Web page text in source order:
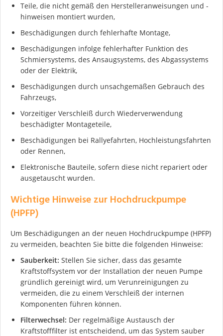
Teile, die nicht gemäß den Herstelleranweisungen und -
hinweisen montiert wurden,
Beschädigungen durch fehlerhafte Montage,
Beschädigungen infolge fehlerhafter Funktion des
Schmiersystems, des Ansaugsystems, des Abgassystems
oder der Elektrik,
Beschädigungen durch unsachgemäßen Gebrauch des
Fahrzeugs,
Vorzeitiger Verschleiß durch Wiederverwendung
beschädigter Montageteile,
Beschädigungen bei Rallyefahrten, Hochleistungsfahrten
oder Rennen,
Elektronische Bauteile, sofern diese nicht repariert oder
ausgetauscht wurden.
Wichtige Hinweise zur Hochdruckpumpe
(HPFP)
Um Beschädigungen an der neuen Hochdruckpumpe (HPFP)
zu vermeiden, beachten Sie bitte die folgenden Hinweise:
Sauberkeit: Stellen Sie sicher, dass das gesamte
Kraftstoffsystem vor der Installation der neuen Pumpe
gründlich gereinigt wird, um Verunreinigungen zu
vermeiden, die zu einem Verschleiß der internen
Komponenten führen können.
Filterwechsel: Der regelmäßige Austausch der
Kraftstofffilter ist entscheidend, um das System sauber
Ich stimme der DSGVO zu